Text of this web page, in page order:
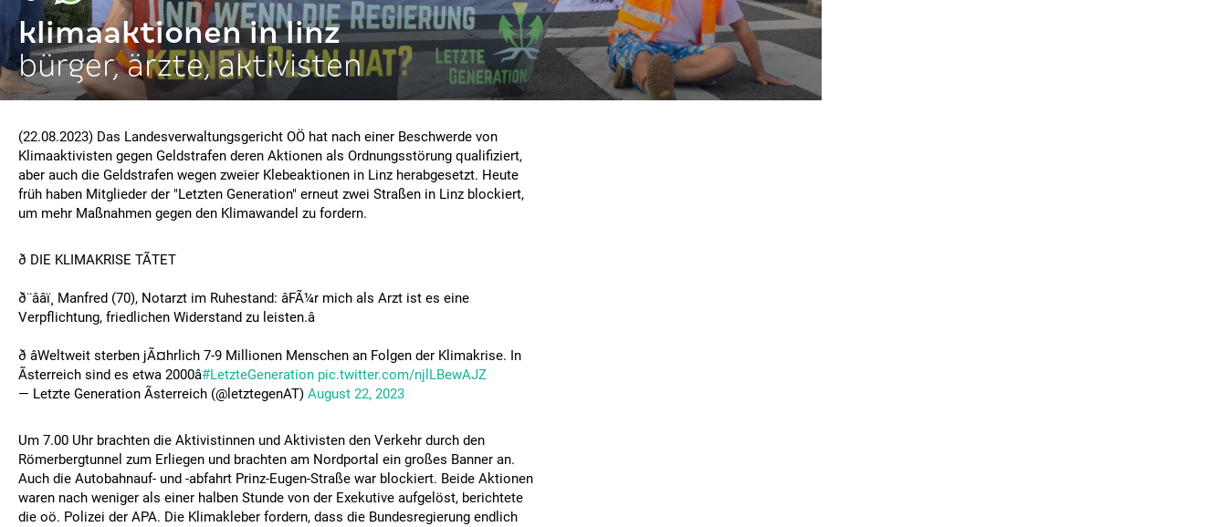
klimaaktionen in linz
bürger, ärzte, aktivisten
(22.08.2023) Das Landesverwaltungsgericht OÖ hat nach einer Beschwerde von
Klimaaktivisten gegen Geldstrafen deren Aktionen als Ordnungsstörung qualifiziert,
aber auch die Geldstrafen wegen zweier Klebeaktionen in Linz herabgesetzt. Heute
früh haben Mitglieder der "Letzten Generation" erneut zwei Straßen in Linz blockiert,
um mehr Maßnahmen gegen den Klimawandel zu fordern.
ð DIE KLIMAKRISE TÃTET
ð¨ââï¸ Manfred (70), Notarzt im Ruhestand: âFÃ¼r mich als Arzt ist es eine
Verpflichtung, friedlichen Widerstand zu leisten.â
ð âWeltweit sterben jÃ¤hrlich 7-9 Millionen Menschen an Folgen der Klimakrise. In
Ãsterreich sind es etwa 2000â#LetzteGeneration pic.twitter.com/njlLBewAJZ
— Letzte Generation Ãsterreich (@letztegenAT) August 22, 2023
Um 7.00 Uhr brachten die Aktivistinnen und Aktivisten den Verkehr durch den
Römerbergtunnel zum Erliegen und brachten am Nordportal ein großes Banner an.
Auch die Autobahnauf- und -abfahrt Prinz-Eugen-Straße war blockiert. Beide Aktionen
waren nach weniger als einer halben Stunde von der Exekutive aufgelöst, berichtete
die oö. Polizei der APA. Die Klimakleber fordern, dass die Bundesregierung endlich